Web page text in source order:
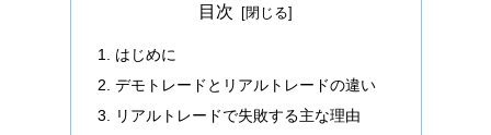
目次
はじめに
デモトレードとリアルトレードの違い
リアルトレードで失敗する主な理由